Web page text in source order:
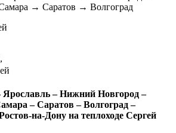
→ Саратов → Волгоград
– Нижний Новгород –
– Саратов – Волгоград –
на-Дону на теплоходе Сергей